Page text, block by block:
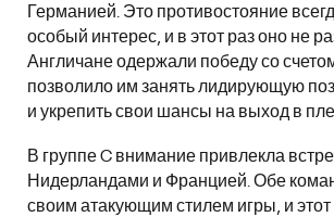
Германией. Это противостояние
особый интерес, и в этот раз оно не
Англичане одержали победу со
позволило им занять лидирующую
и укрепить свои шансы на выход в
В группе C внимание привлекла
Нидерландами и Францией. Обе
своим атакующим стилем игры, и этот